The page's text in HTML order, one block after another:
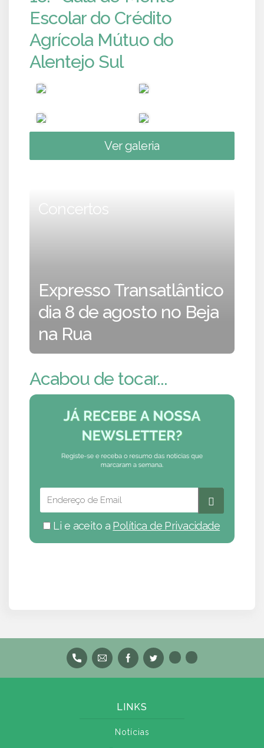
Escolar do Crédito
Agrícola Mútuo do
Alentejo Sul
Ver galeria
Concertos
Expresso Transatlântico
dia 8 de agosto no Beja
na Rua
Acabou de tocar...
Li e aceito a Política de Privacidade
LINKS
Notícias